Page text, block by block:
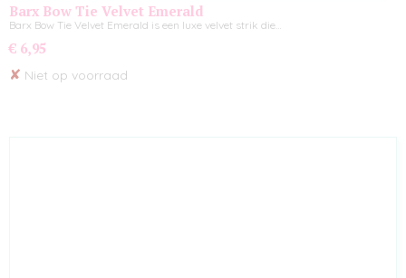
Barx Bow Tie Velvet Emerald
Barx Bow Tie Velvet Emerald is een luxe velvet strik die…
€ 6,95
✘ Niet op voorraad